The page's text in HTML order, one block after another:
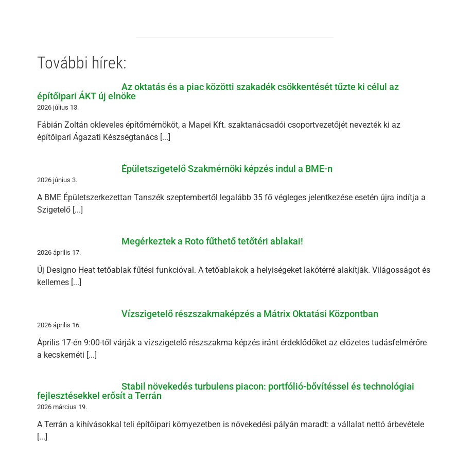
További hírek:
Az oktatás és a piac közötti szakadék csökkentését tűzte ki célul az
építőipari ÁKT új elnöke
2026 július 13.
Fábián Zoltán okleveles építőmérnököt, a Mapei Kft. szaktanácsadói csoportvezetőjét nevezték ki az
építőipari Ágazati Készségtanács [...]
Épületszigetelő Szakmérnöki képzés indul a BME-n
2026 június 3.
A BME Épületszerkezettan Tanszék szeptembertől legalább 35 fő végleges jelentkezése esetén újra indítja a
Szigetelő [...]
Megérkeztek a Roto fűthető tetőtéri ablakai!
2026 április 17.
Új Designo Heat tetőablak fűtési funkcióval. A tetőablakok a helyiségeket lakótérré alakítják. Világosságot és
kellemes [...]
Vízszigetelő részszakmaképzés a Mátrix Oktatási Központban
2026 április 16.
Április 17-én 9:00-től várják a vízszigetelő részszakma képzés iránt érdeklődőket az előzetes tudásfelmérőre
a kecskeméti [...]
Stabil növekedés turbulens piacon: portfólió-bővítéssel és technológiai
fejlesztésekkel erősít a Terrán
2026 március 19.
A Terrán a kihívásokkal teli építőipari környezetben is növekedési pályán maradt: a vállalat nettó árbevétele
[...]